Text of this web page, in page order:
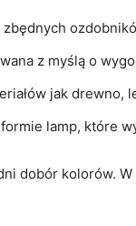
z myślą o
jak drewno,
lamp, które
dobór kolorów.